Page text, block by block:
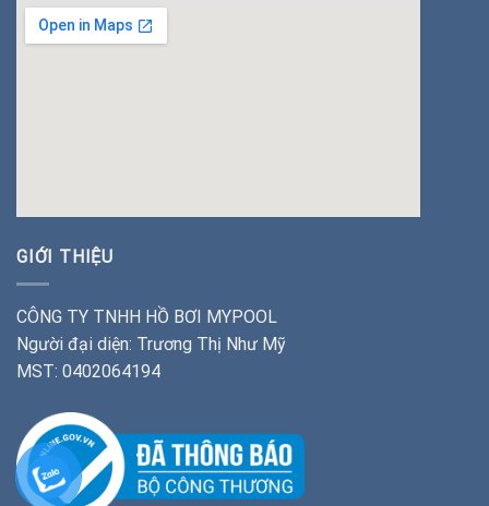
GIỚI THIỆU
CÔNG TY TNHH HỒ BƠI MYPOOL
Người đại diện: Trương Thị Như Mỹ
MST: 0402064194